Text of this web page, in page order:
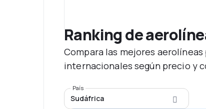
Ranking de
Compara las mejores
internacionales según precio y
País
Sudáfrica